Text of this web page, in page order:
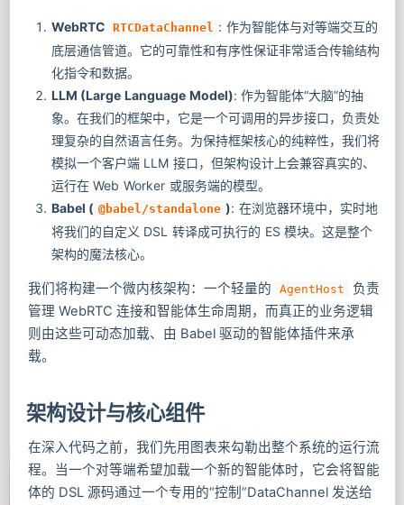
WebRTC RTCDataChannel : 作为智能体与对等端交互的
底层通信管道。它的可靠性和有序性保证非常适合传输结构
化指令和数据。
LLM (Large Language Model): 作为智能体“大脑”的抽
象。在我们的框架中，它是一个可调用的异步接口，负责处
理复杂的自然语言任务。为保持框架核心的纯粹性，我们将
模拟一个客户端 LLM 接口，但架构设计上会兼容真实的、
运行在 Web Worker 或服务端的模型。
Babel ( @babel/standalone ): 在浏览器环境中，实时地
将我们的自定义 DSL 转译成可执行的 ES 模块。这是整个
架构的魔法核心。
我们将构建一个微内核架构：一个轻量的 AgentHost
负责
管理 WebRTC 连接和智能体生命周期，而真正的业务逻辑
则由这些可动态加载、由 Babel 驱动的智能体插件来承
载。
架构设计与核心组件
在深入代码之前，我们先用图表来勾勒出整个系统的运行流
程。当一个对等端希望加载一个新的智能体时，它会将智能
体的 DSL 源码通过一个专用的“控制”DataChannel 发送给